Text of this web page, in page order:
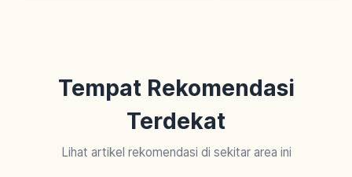
Tempat Rekomendasi
Terdekat
Lihat artikel rekomendasi di sekitar area ini